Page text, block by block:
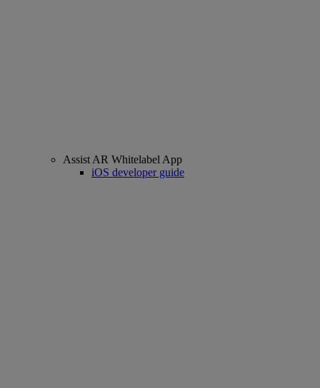
Assist AR Whitelabel App
iOS developer guide